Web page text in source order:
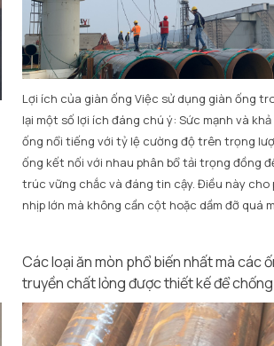
Lợi ích của giàn ống Việc sử dụng giàn ống
lại một số lợi ích đáng chú ý: Sức mạnh và
ống nổi tiếng với tỷ lệ cường độ trên trọng
ống kết nối với nhau phân bổ tải trọng đồng
trúc vững chắc và đáng tin cậy. Điều này cho
nhịp lớn mà không cần cột hoặc dầm đỡ quá
Các loại ăn mòn phổ biến nhất mà các
truyền chất lỏng được thiết kế để chống